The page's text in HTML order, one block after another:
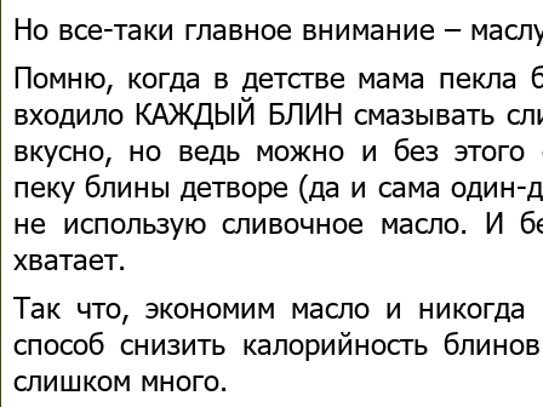
Но все-таки главное внимание –
Помню, когда в детстве мама
входило КАЖДЫЙ БЛИН смазывать
вкусно, но ведь можно и без этого
пеку блины детворе (да и сама один-
не использую сливочное масло. И
хватает.
Так что, экономим масло и
способ снизить калорийность
слишком много.